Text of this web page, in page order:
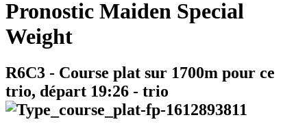
Pronostic Maiden Special
Weight
R6C3 - Course plat sur 1700m pour ce
trio, départ 19:26 - trio